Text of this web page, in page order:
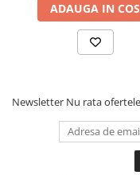
ADAUGA IN COS
Newsletter Nu rata